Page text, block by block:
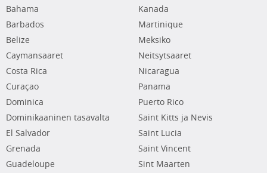
Bahama
Barbados
Belize
Caymansaaret
Costa Rica
Curaçao
Dominica
Dominikaaninen tasavalta
El Salvador
Grenada
Guadeloupe
Kanada
Martinique
Meksiko
Neitsytsaaret
Nicaragua
Panama
Puerto Rico
Saint Kitts ja Nevis
Saint Lucia
Saint Vincent
Sint Maarten